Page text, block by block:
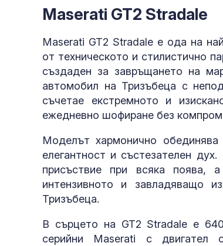
Maserati GT2 Stradale
Maserati GT2 Stradale е ода на
от техническото и стилистично
създаден за завръщането на
автомобил на Тризъбеца с
съчетае екстремното и
ежедневно шофиране без
Моделът хармонично обединява
елегантност и състезателен
присъствие при всяка поява,
интензивното и завладяващо
Тризъбеца.
В сърцето на GT2 Stradale е
серийни Maserati с двигател